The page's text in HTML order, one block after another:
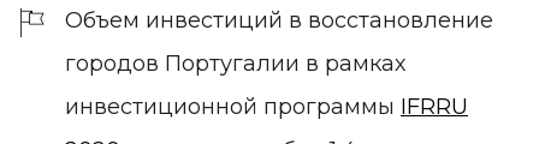
Объем инвестиций в восстановление
городов Португалии в рамках
инвестиционной программы IFRRU